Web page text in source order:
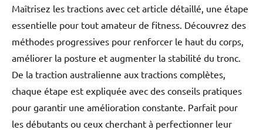
Maîtrisez les tractions avec cet article détaillé, une étape
essentielle pour tout amateur de fitness. Découvrez des
méthodes progressives pour renforcer le haut du corps,
améliorer la posture et augmenter la stabilité du tronc.
De la traction australienne aux tractions complètes,
chaque étape est expliquée avec des conseils pratiques
pour garantir une amélioration constante. Parfait pour
les débutants ou ceux cherchant à perfectionner leur